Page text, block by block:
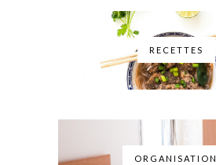
RECETTES
ORGANISATION